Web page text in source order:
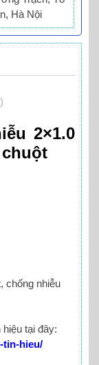
Hà Nội
)
2×1.0
chống nhiễu
tại đây:
tin-hieu/